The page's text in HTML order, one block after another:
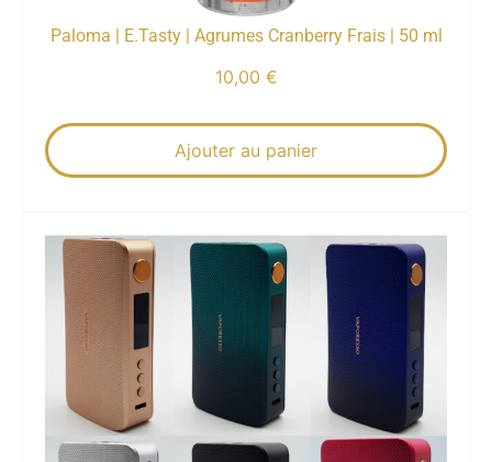
Paloma | E.Tasty | Agrumes Cranberry Frais | 50 ml
10,00 €
Ajouter au panier